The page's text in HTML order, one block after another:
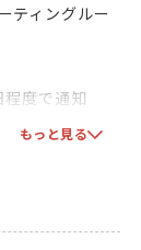
ティングルー
程度で通知
なります！一
もっと見る